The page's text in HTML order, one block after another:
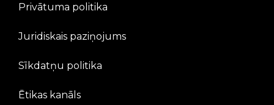
Privātuma politika
Juridiskais paziņojums
Sīkdatņu politika
Ētikas kanāls